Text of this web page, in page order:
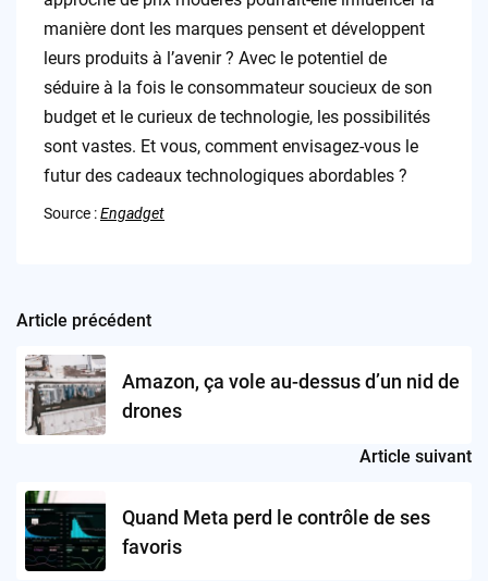
manière dont les marques pensent et développent
leurs produits à l’avenir ? Avec le potentiel de
séduire à la fois le consommateur soucieux de son
budget et le curieux de technologie, les possibilités
sont vastes. Et vous, comment envisagez-vous le
futur des cadeaux technologiques abordables ?
Source :Engadget
Post
navigation
Article précédent
Amazon, ça vole au-dessus d’un nid de
drones
Article suivant
Quand Meta perd le contrôle de ses
favoris